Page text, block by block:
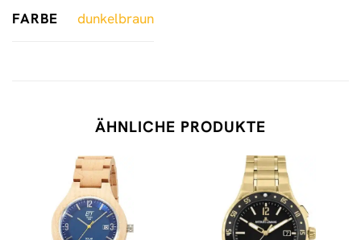
FARBE dunkelbraun
ÄHNLICHE PRODUKTE